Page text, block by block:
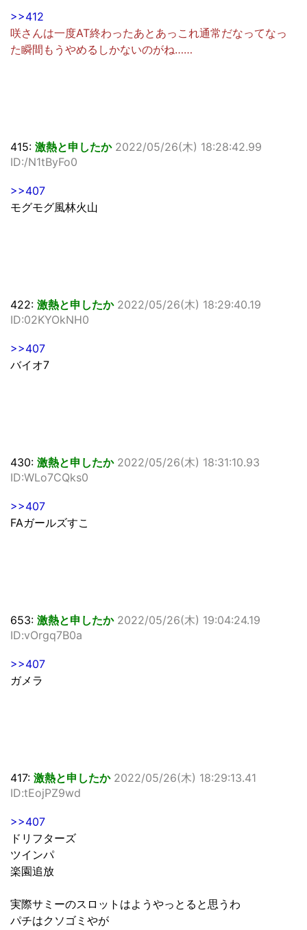
>>412
咲さんは一度AT終わったあとあっこれ通常だなってなっ
た瞬間もうやめるしかないのがね……
415: 激熱と申したか 2022/05/26(木) 18:28:42.99
ID:/N1tByFo0
>>407
モグモグ風林火山
422: 激熱と申したか 2022/05/26(木) 18:29:40.19
ID:02KYOkNH0
>>407
バイオ7
430: 激熱と申したか 2022/05/26(木) 18:31:10.93
ID:WLo7CQks0
>>407
FAガールズすこ
653: 激熱と申したか 2022/05/26(木) 19:04:24.19
ID:vOrgq7B0a
>>407
ガメラ
417: 激熱と申したか 2022/05/26(木) 18:29:13.41
ID:tEojPZ9wd
>>407
ドリフターズ
ツインパ
楽園追放
実際サミーのスロットはようやっとると思うわ
パチはクソゴミやが